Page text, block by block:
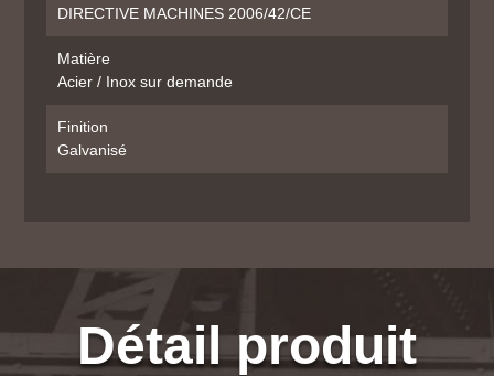
DIRECTIVE MACHINES 2006/42/CE
Matière
Acier / Inox sur demande
Finition
Galvanisé
Détail produit